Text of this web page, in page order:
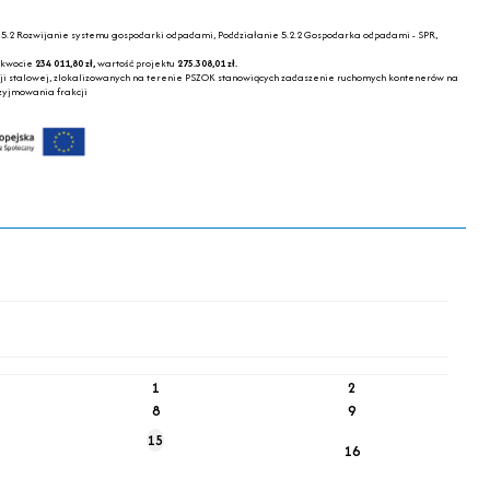
Rozwijanie systemu gospodarki odpadami, Poddziałanie 5.2.2 Gospodarka odpadami - SPR,
234 011,80 zł,wartość projektu 275.308,01 zł.
zlokalizowanych na terenie PSZOK stanowiących zadaszenie ruchomych kontenerów na
frakcji
1
2
8
9
15
16